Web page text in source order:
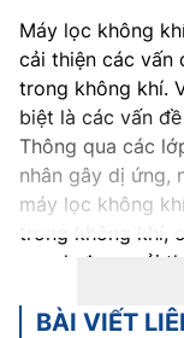
Máy lọc không
cải thiện các vấn
trong không khí.
biệt là các vấn
Thông qua các
nhân gây dị ứng,
máy lọc không
trong không khí,
quanh được cải
2. Cấu tạo
BÀI VIẾT